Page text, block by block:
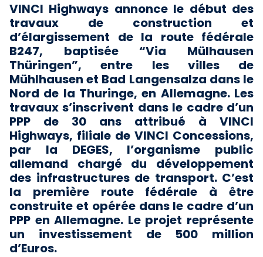
VINCI Highways annonce le début des
travaux de construction et
d’élargissement de la route fédérale
B247, baptisée “Via Mülhausen
Thüringen”, entre les villes de
Mühlhausen et Bad Langensalza dans le
Nord de la Thuringe, en Allemagne. Les
travaux s’inscrivent dans le cadre d’un
PPP de 30 ans attribué à VINCI
Highways, filiale de VINCI Concessions,
par la DEGES, l’organisme public
allemand chargé du développement
des infrastructures de transport. C’est
la première route fédérale à être
construite et opérée dans le cadre d’un
PPP en Allemagne. Le projet représente
un investissement de 500 million
d’Euros.